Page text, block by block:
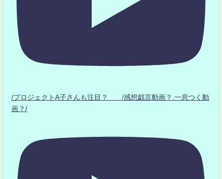
/プロジェクトA子さんも注目？ /感想戯言動画？.一息つく動
画？/